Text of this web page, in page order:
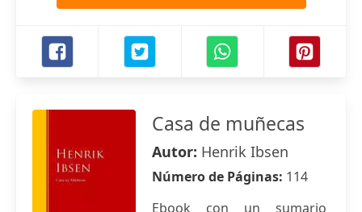
Casa de muñecas
Autor: Henrik Ibsen
Número de Páginas: 114
Ebook con un sumario